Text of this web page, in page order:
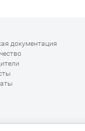
документация